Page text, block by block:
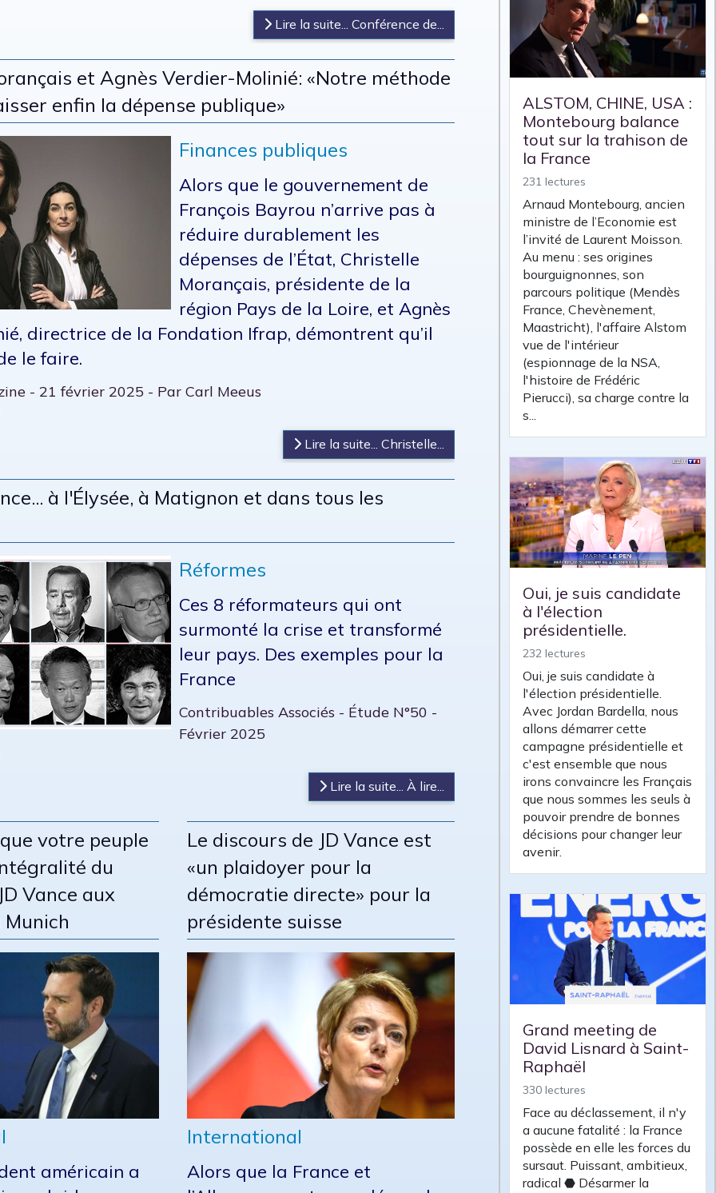
Lire la suite... Conférence de...
et Agnès Verdier-Molinié: «Notre méthode
enfin la dépense publique»
Finances publiques
Alors que le gouvernement de
François Bayrou n’arrive pas à
réduire durablement les
dépenses de l’État, Christelle
Morançais, présidente de la
région Pays de la Loire, et Agnès
directrice de la Fondation Ifrap, démontrent qu’il
le faire.
- 21 février 2025 - Par Carl Meeus
Lire la suite... Christelle...
à l'Élysée, à Matignon et dans tous les
Réformes
Ces 8 réformateurs qui ont
surmonté la crise et transformé
leur pays. Des exemples pour la
France
Contribuables Associés - Étude N°50 -
Février 2025
Lire la suite... À lire...
votre peuple
du
Vance aux
Munich
américain a
Le discours de JD Vance est
«un plaidoyer pour la
démocratie directe» pour la
présidente suisse
International
Alors que la France et
ALSTOM, CHINE, USA :
Montebourg balance
tout sur la trahison de
la France
231 lectures
Arnaud Montebourg, ancien
ministre de l’Economie est
l’invité de Laurent Moisson.
Au menu : ses origines
bourguignonnes, son
parcours politique (Mendès
France, Chevènement,
Maastricht), l'affaire Alstom
vue de l'intérieur
(espionnage de la NSA,
l'histoire de Frédéric
Pierucci), sa charge contre la
s...
Oui, je suis candidate
à l'élection
présidentielle.
232 lectures
Oui, je suis candidate à
l'élection présidentielle.
Avec Jordan Bardella, nous
allons démarrer cette
campagne présidentielle et
c'est ensemble que nous
irons convaincre les Français
que nous sommes les seuls à
pouvoir prendre de bonnes
décisions pour changer leur
avenir.
Grand meeting de
David Lisnard à Saint-
Raphaël
330 lectures
Face au déclassement, il n'y
a aucune fatalité : la France
possède en elle les forces du
sursaut. Puissant, ambitieux,
radical ⬣ Désarmer la